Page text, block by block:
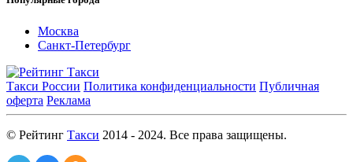
Москва
Санкт-Петербург
Такси России Политика конфиденциальности Публичная
оферта Реклама
© Рейтинг Такси 2014 - 2024. Все права защищены.